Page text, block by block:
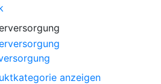
anzeigen